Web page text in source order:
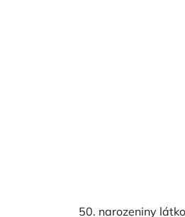
50. narozeniny